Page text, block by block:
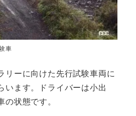
車
リーに向けた先行試験車両に
います。ドライバーは小出
状態です。